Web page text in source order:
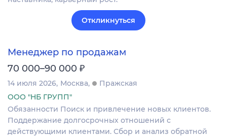
Откликнуться
Менеджер по продажам
70 000–90 000 ₽
14 июля 2026 Москва
Пражская
ООО "НБ ГРУПП"
Обязанности Поиск и привлечение новых клиентов.
Поддержание долгосрочных отношений с
действующими клиентами. Сбор и анализ обратной